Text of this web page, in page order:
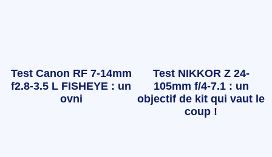
Test Canon RF 7-14mm
f2.8-3.5 L FISHEYE : un
ovni
Test NIKKOR Z 24-
105mm f/4-7.1 : un
objectif de kit qui vaut le
coup !